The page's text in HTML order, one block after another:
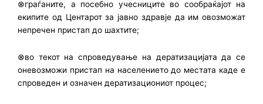
⊗граѓаните, а посебно учесниците во сообраќајот на
екипите од Центарот за јавно здравје да им овозможат
непречен пристап до шахтите;
⊗во текот на спроведување на дератизацијата да се
оневозможи пристап на населението до местата каде е
спроведен и означен дератизациониот процес;